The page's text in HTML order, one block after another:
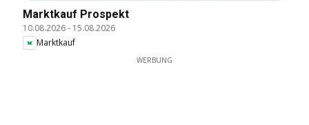
Marktkauf Prospekt
10.08.2026- 15.08.2026
Marktkauf
WERBUNG